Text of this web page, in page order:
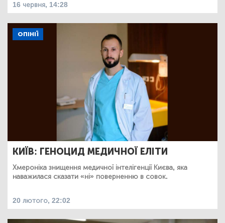
16 червня, 14:28
ОПІНІЇ
КИЇВ: ГЕНОЦИД МЕДИЧНОЇ ЕЛІТИ
Хмероніка знищення медичної інтелігенції Києва, яка
наважилася сказати «ні» поверненню в совок.
20 лютого, 22:02